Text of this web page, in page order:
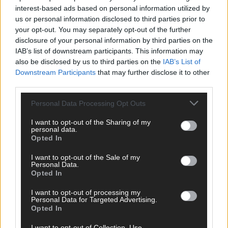
interest-based ads based on personal information utilized by
us or personal information disclosed to third parties prior to
your opt-out. You may separately opt-out of the further
disclosure of your personal information by third parties on the
IAB’s list of downstream participants. This information may
also be disclosed by us to third parties on the IAB’s List of
Downstream Participants that may further disclose it to other
Personal Data Processing Opt Outs
I want to opt-out of the Sharing of my
personal data.
Opted In
I want to opt-out of the Sale of my
Personal Data.
Opted In
I want to opt-out of processing my
Personal Data for Targeted Advertising.
Opted In
The Masked Singer: Enthüllung: Ein deutscher
Schauspieler glänzte als King
The Masked Singer: Billie Eilish trifft Kuh-Power!
Muuhnika verzaubert mit „Lovely“
The Masked Singer: Rave-Ioli vereint die Welt mit „We
Moon“!
The Masked Singer: Enthüllung: Eine österreichische
Moderatorin verzückte als Eggi
Loving You“ im Yungblud-Style!